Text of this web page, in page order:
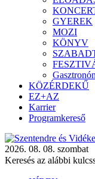
GYEREK
MOZI
KÖNYV
KÖZÉRDEKŰ
EZ+AZ
Karrier
Programkereső
2026. 08. 08. szombat
Keresés az alábbi